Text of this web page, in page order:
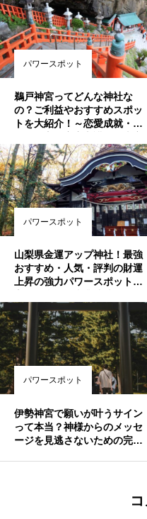
スポット！
パワースポット
鵜戸神宮ってどんな神社な
の？ご利益やおすすめスポッ
トを大紹介！～恋愛成就・育
全希望の方は要チェック～
パワースポット
山梨県金運アップ神社！最強
おすすめ・人気・評判の財運
上昇の強力パワースポット！
返済・玉の輿・商売繁盛のご
利益
パワースポット
伊勢神宮で願いが叶うサイン
って本当？神様からのメッセ
ージを見逃さないための完全